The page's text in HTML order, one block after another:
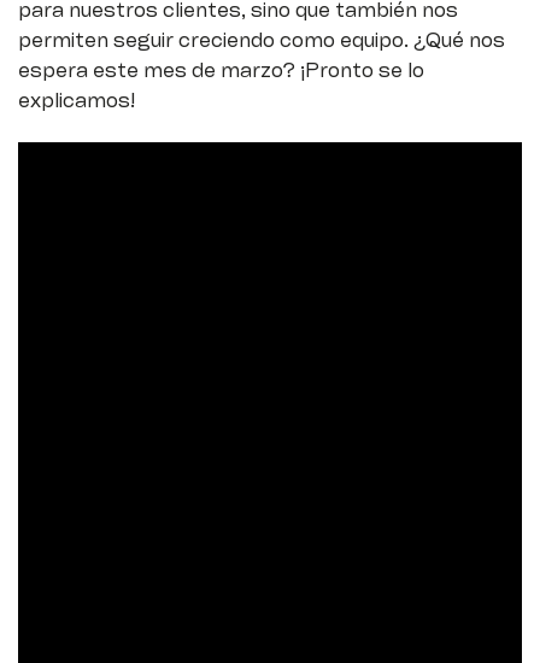
para nuestros clientes, sino que también nos
permiten seguir creciendo como equipo. ¿Qué nos
espera este mes de marzo? ¡Pronto se lo
explicamos!